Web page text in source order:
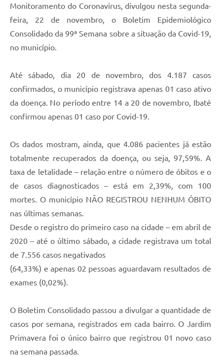
Monitoramento do Coronavírus, divulgou nesta segunda-
feira, 22 de novembro, o Boletim Epidemiológico
Consolidado da 99ª Semana sobre a situação da Covid-19,
no município.
Até sábado, dia 20 de novembro, dos 4.187 casos
confirmados, o município registrava apenas 01 caso ativo
da doença. No período entre 14 a 20 de novembro, Ibaté
confirmou apenas 01 caso por Covid-19.
Os dados mostram, ainda, que 4.086 pacientes já estão
totalmente recuperados da doença, ou seja, 97,59%. A
taxa de letalidade – relação entre o número de óbitos e o
de casos diagnosticados – está em 2,39%, com 100
mortes. O município NÃO REGISTROU NENHUM ÓBITO
nas últimas semanas.
Desde o registro do primeiro caso na cidade – em abril de
2020 – até o último sábado, a cidade registrava um total
de 7.556 casos negativados
(64,33%) e apenas 02 pessoas aguardavam resultados de
exames (0,02%).
O Boletim Consolidado passou a divulgar a quantidade de
casos por semana, registrados em cada bairro. O Jardim
Primavera foi o único bairro que registrou 01 novo caso
na semana passada.